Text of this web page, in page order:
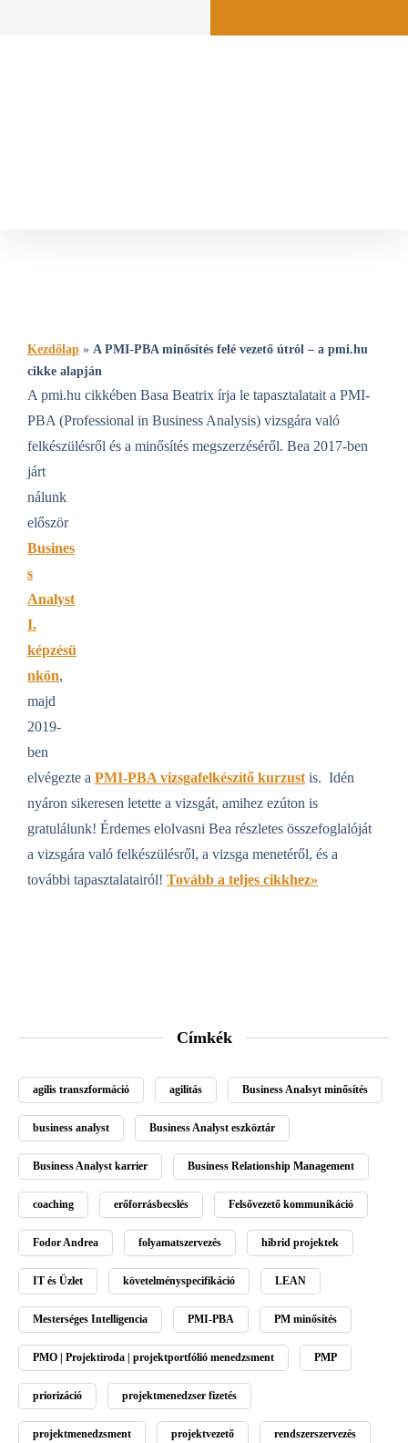
Kezdőlap » A PMI-PBA minősítés felé vezető útról – a pmi.hu
cikke alapján
A pmi.hu cikkében Basa Beatrix írja le tapasztalatait a PMI-
PBA (Professional in Business Analysis) vizsgára való
felkészülésről és a minősítés megszerzéséről. Bea 2017-ben
járt
nálunk
először
Busines
s
Analyst
I.
képzésü
nkön,
majd
2019-
ben
elvégezte a PMI-PBA vizsgafelkészítő kurzust is. Idén
nyáron sikeresen letette a vizsgát, amihez ezúton is
gratulálunk! Érdemes elolvasni Bea részletes összefoglalóját
a vizsgára való felkészülésről, a vizsga menetéről, és a
további tapasztalatairól! Tovább a teljes cikkhez»
Címkék
agilis transzformáció agilitás Business Analsyt minősítés
business analyst Business Analyst eszköztár
Business Analyst karrier Business Relationship Management
coaching erőforrásbecslés Felsővezető kommunikáció
Fodor Andrea folyamatszervezés hibrid projektek
IT és Üzlet követelményspecifikáció LEAN
Mesterséges Intelligencia PMI-PBA PM minősítés
PMO | Projektiroda | projektportfólió menedzsment PMP
priorizáció projektmenedzser fizetés
projektmenedzsment projektvezető rendszerszervezés